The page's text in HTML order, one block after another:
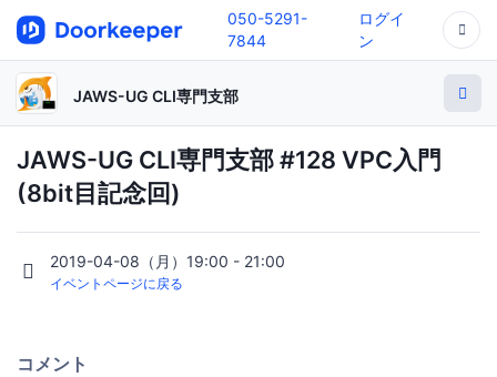
050-5291-
7844
ログイ
ン
JAWS-UG CLI専門支部
JAWS-UG CLI専門支部 #128 VPC入門
(8bit目記念回)
2019-04-08（月）19:00 - 21:00
イベントページに戻る
コメント